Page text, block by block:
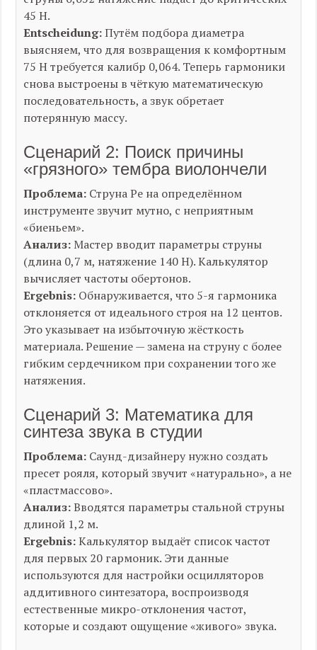
45 Н.
Entscheidung:Путём подбора диаметра
выясняем, что для возвращения к комфортным
75 Н требуется калибр 0,064. Теперь гармоники
снова выстроены в чёткую математическую
последовательность, а звук обретает
потерянную массу.
Сценарий 2: Поиск причины
«грязного» тембра виолончели
Проблема: Струна Ре на определённом
инструменте звучит мутно, с неприятным
«биеньем».
Анализ: Мастер вводит параметры струны
(длина 0,7 м, натяжение 140 Н). Калькулятор
вычисляет частоты обертонов.
Ergebnis: Обнаруживается, что 5-я гармоника
отклоняется от идеального строя на 12 центов.
Это указывает на избыточную жёсткость
материала. Решение — замена на струну с более
гибким сердечником при сохранении того же
натяжения.
Сценарий 3: Математика для
синтеза звука в студии
Проблема: Саунд-дизайнеру нужно создать
пресет рояля, который звучит «натурально», а не
«пластмассово».
Анализ:Вводятся параметры стальной струны
длиной 1,2 м.
Ergebnis:Калькулятор выдаёт список частот
для первых 20 гармоник. Эти данные
используются для настройки осцилляторов
аддитивного синтезатора, воспроизводя
естественные микро-отклонения частот,
которые и создают ощущение «живого» звука.